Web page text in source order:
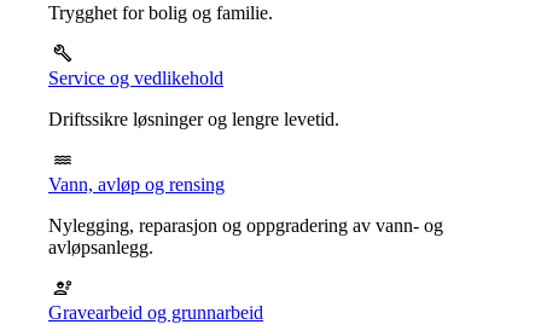
Trygghet for bolig og familie.
Service og vedlikehold
Driftssikre løsninger og lengre levetid.
Vann, avløp og rensing
Nylegging, reparasjon og oppgradering av vann- og
avløpsanlegg.
Gravearbeid og grunnarbeid